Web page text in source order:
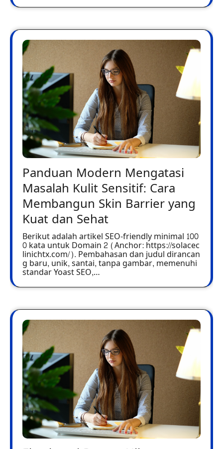
Panduan Modern Mengatasi
Masalah Kulit Sensitif: Cara
Membangun Skin Barrier yang
Kuat dan Sehat
Berikut adalah artikel SEO-friendly minimal 100
0 kata untuk Domain 2 (Anchor: https://solacec
linichtx.com/). Pembahasan dan judul dirancan
g baru, unik, santai, tanpa gambar, memenuhi
standar Yoast SEO,…